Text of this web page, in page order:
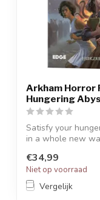
Arkham Horror
Hungering
Satisfy your
in a whole new
€34,99
Niet op voorraad
Vergelijk